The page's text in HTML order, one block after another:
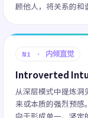
顾他人，将关系的和
Ni · 内倾直觉
Introverted
从深层模式中提炼洞
来或本质的强烈预感